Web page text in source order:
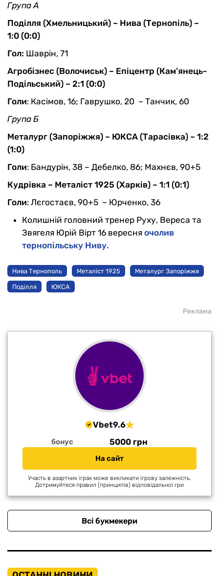
Група А
Поділля (Хмельницький) – Нива (Тернопіль) –
1:0 (0:0)
Гол: Шаврін, 71
Агробізнес (Волочиськ) – Епіцентр (Кам’янець-
Подільський) – 2:1 (0:0)
Голи: Касімов, 16; Гаврушко, 20 – Танчик, 60
Група Б
Металург (Запоріжжя) – ЮКСА (Тарасівка) – 1:2
(1:0)
Голи: Бандурін, 38 – Дебелко, 86; Махнєв, 90+5
Кудрівка – Металіст 1925 (Харків) – 1:1 (0:1)
Голи: Лєгостаєв, 90+5 – Юрченко, 36
Колишній головний тренер Руху, Вереса та
Звягеля Юрій Вірт 16 вересня очолив
тернопільську Ниву.
Нива Тернополь Металіст 1925 Металург Запоріжжя
Поділля ЮКСА
Реклама
Vbet9.6
бонус 5000 грн
На сайт
Участь в азартних іграх може викликати ігрову залежність.
Дотримуйтеся правил (принципів) відповідальної гри
Всі букмекери